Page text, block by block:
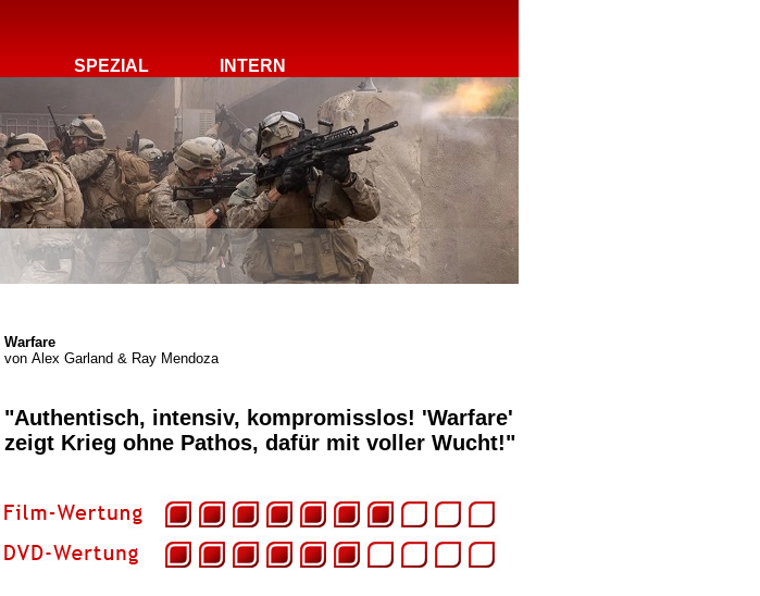
SPEZIAL INTERN
Warfare
von Alex Garland & Ray Mendoza
"Authentisch, intensiv, kompromisslos! 'Warfare'
zeigt Krieg ohne Pathos, dafür mit voller Wucht!"